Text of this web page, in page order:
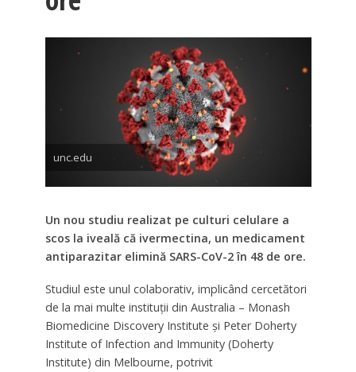
unc.edu
Un nou studiu realizat pe culturi celulare a
scos la iveală că ivermectina, un medicament
antiparazitar elimină SARS-CoV-2 în 48 de ore.
Studiul este unul colaborativ, implicând cercetători
de la mai multe instituții din Australia – Monash
Biomedicine Discovery Institute și Peter Doherty
Institute of Infection and Immunity (Doherty
Institute) din Melbourne, potrivit